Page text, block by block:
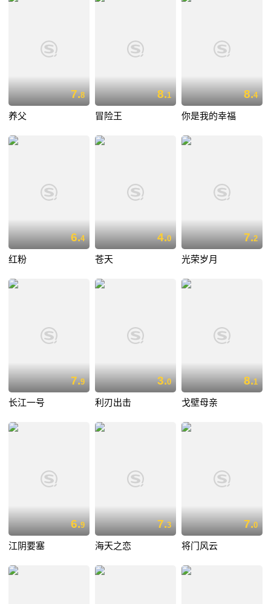
7.8
养父
8.1
冒险王
8.4
你是我的幸福
6.4
红粉
4.0
苍天
7.2
光荣岁月
7.9
长江一号
3.0
利刃出击
8.1
戈壁母亲
6.9
江阴要塞
7.3
海天之恋
7.0
将门风云